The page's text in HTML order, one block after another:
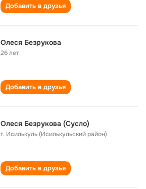
Добавить в друзья
Олеся Безрукова
26 лет
Добавить в друзья
Олеся Безрукова (Сусло)
г. Исилькуль (Исилькульский район)
Добавить в друзья